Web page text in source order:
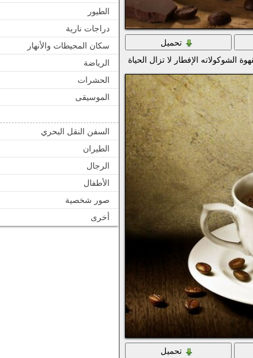
الطيور
دراجات نارية
سكان المحيطات والأنهار
الرياضة
الحشرات
الموسيقى
السفن النقل البحري
الطيران
الرجال
الأطفال
صور شخصية
أخرى
تحميل
الشوكولاته الإفطار لا تزال الحياة
تحميل